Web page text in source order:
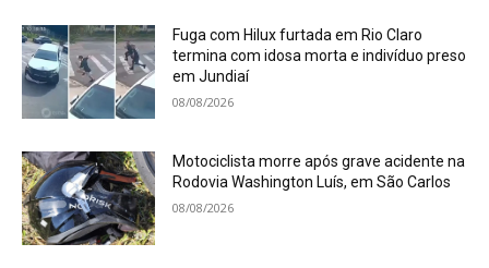
Fuga com Hilux furtada em Rio Claro
termina com idosa morta e indivíduo preso
em Jundiaí
08/08/2026
Motociclista morre após grave acidente na
Rodovia Washington Luís, em São Carlos
08/08/2026